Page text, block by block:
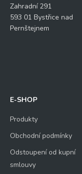
Zahradní 291
593 01 Bystřice nad
Pernštejnem
E-SHOP
Produkty
Obchodní podmínky
Odstoupení od kupní
smlouvy